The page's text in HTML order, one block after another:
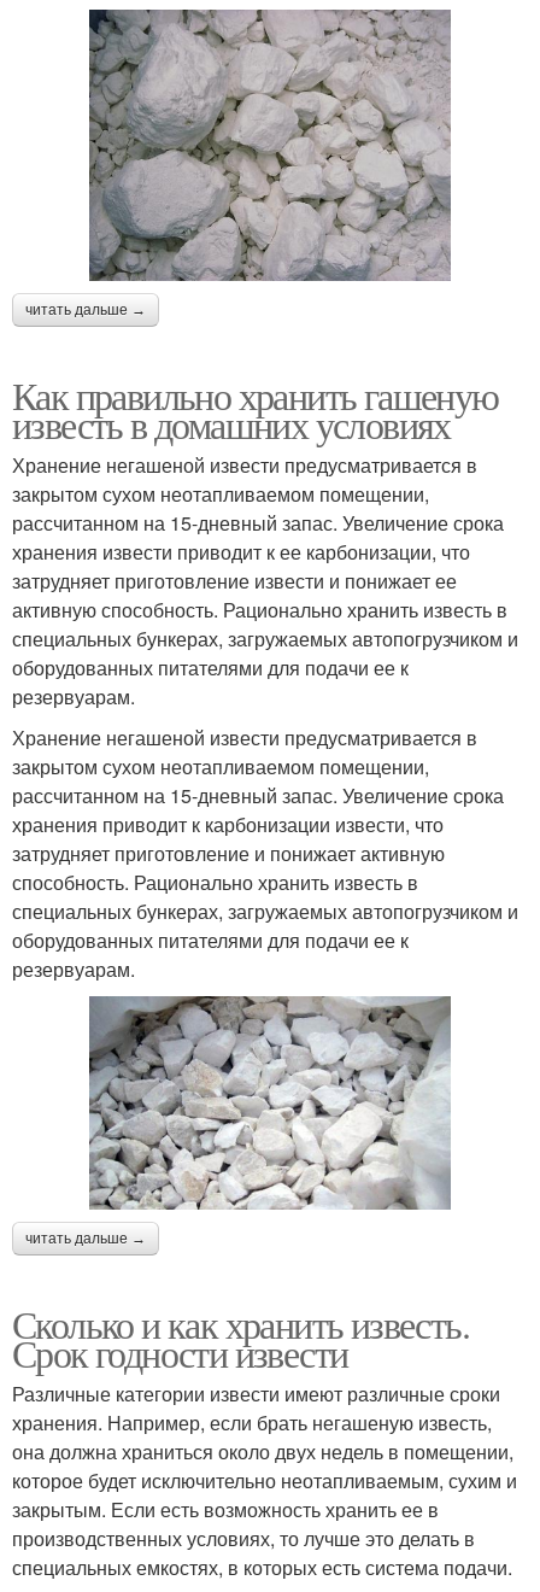
читать дальше →
Как правильно хранить гашеную
известь в домашних условиях
Хранение негашеной извести предусматривается в
закрытом сухом неотапливаемом помещении,
рассчитанном на 15-дневный запас. Увеличение срока
хранения извести приводит к ее карбонизации, что
затрудняет приготовление извести и понижает ее
активную способность. Рационально хранить известь в
специальных бункерах, загружаемых автопогрузчиком и
оборудованных питателями для подачи ее к
резервуарам.
Хранение негашеной извести предусматривается в
закрытом сухом неотапливаемом помещении,
рассчитанном на 15-дневный запас. Увеличение срока
хранения приводит к карбонизации извести, что
затрудняет приготовление и понижает активную
способность. Рационально хранить известь в
специальных бункерах, загружаемых автопогрузчиком и
оборудованных питателями для подачи ее к
резервуарам.
читать дальше →
Сколько и как хранить известь.
Срок годности извести
Различные категории извести имеют различные сроки
хранения. Например, если брать негашеную известь,
она должна храниться около двух недель в помещении,
которое будет исключительно неотапливаемым, сухим и
закрытым. Если есть возможность хранить ее в
производственных условиях, то лучше это делать в
специальных емкостях, в которых есть система подачи.